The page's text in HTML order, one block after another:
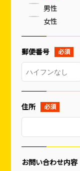
男性
女性
郵便番号
住所
お問い合わせ内容